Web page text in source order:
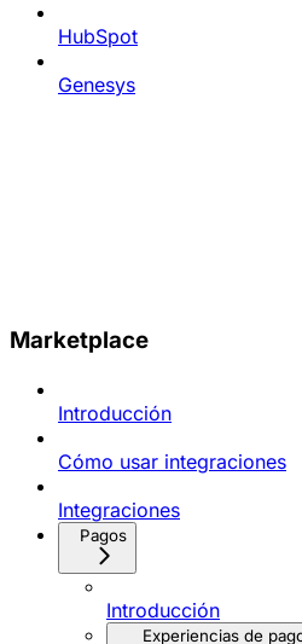
HubSpot
Genesys
Marketplace
Introducción
Cómo usar integraciones
Integraciones
Pagos
Introducción
Experiencias de